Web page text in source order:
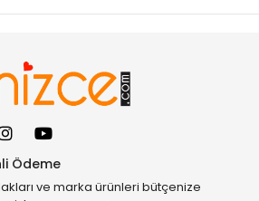
Ödeme
ve marka ürünleri bütçenize